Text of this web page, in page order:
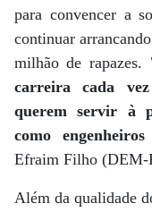
para convencer a
continuar
milhão de rapazes.
carreira cada
querem servir à
como
Efraim Filho (DEM-
Além da qualidade